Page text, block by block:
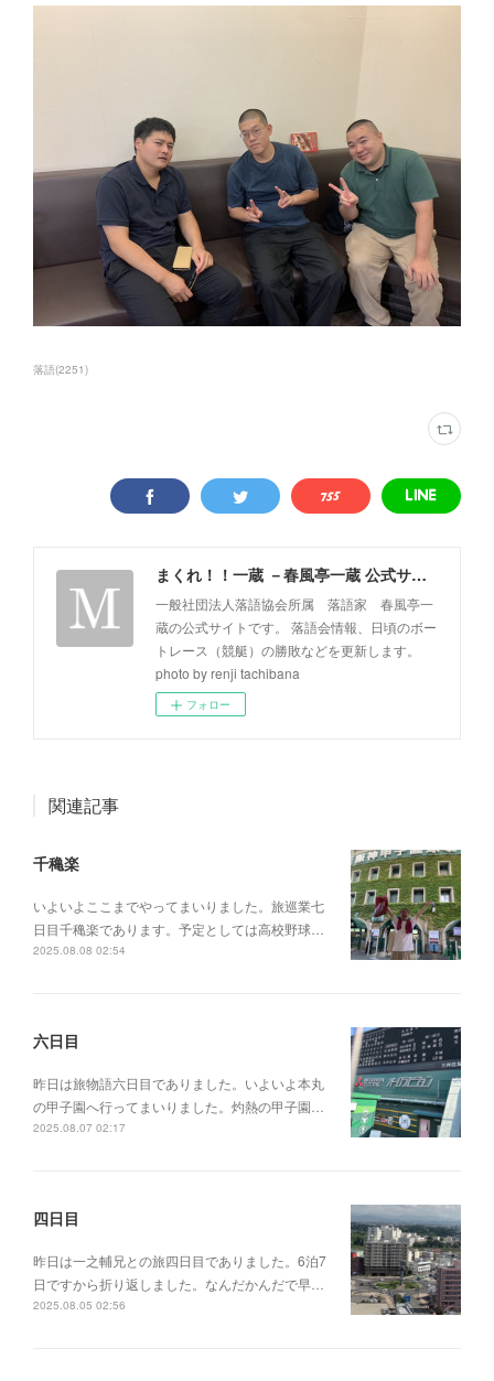
落語(2251)
まくれ！！一蔵 －春風亭一蔵 公式サイト－
一般社団法人落語協会所属 落語家 春風亭一
蔵の公式サイトです。 落語会情報、日頃のボー
トレース（競艇）の勝敗などを更新します。
photo by renji tachibana
フォロー
関連記事
千穐楽
いよいよここまでやってまいりました。旅巡業七
日目千穐楽であります。予定としては高校野球…
2025.08.08 02:54
六日目
昨日は旅物語六日目でありました。いよいよ本丸
の甲子園へ行ってまいりました。灼熱の甲子園…
2025.08.07 02:17
四日目
昨日は一之輔兄との旅四日目でありました。6泊7
日ですから折り返しました。なんだかんだで早…
2025.08.05 02:56